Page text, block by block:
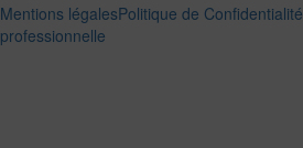
Mentions légalesPolitique de Confidentialité
professionnelle